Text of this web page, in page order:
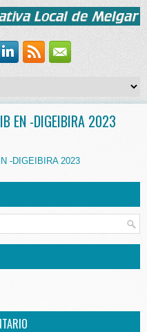
EN -DIGEIBIRA 2023
-DIGEIBIRA 2023